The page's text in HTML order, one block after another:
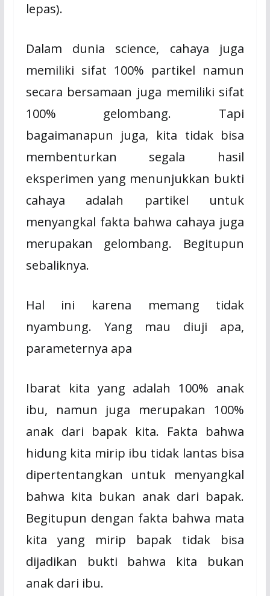
lepas).
Dalam dunia science, cahaya juga
memiliki sifat 100% partikel namun
secara bersamaan juga memiliki sifat
100% gelombang. Tapi
bagaimanapun juga, kita tidak bisa
membenturkan segala hasil
eksperimen yang menunjukkan bukti
cahaya adalah partikel untuk
menyangkal fakta bahwa cahaya juga
merupakan gelombang. Begitupun
sebaliknya.
Hal ini karena memang tidak
nyambung. Yang mau diuji apa,
parameternya apa
Ibarat kita yang adalah 100% anak
ibu, namun juga merupakan 100%
anak dari bapak kita. Fakta bahwa
hidung kita mirip ibu tidak lantas bisa
dipertentangkan untuk menyangkal
bahwa kita bukan anak dari bapak.
Begitupun dengan fakta bahwa mata
kita yang mirip bapak tidak bisa
dijadikan bukti bahwa kita bukan
anak dari ibu.